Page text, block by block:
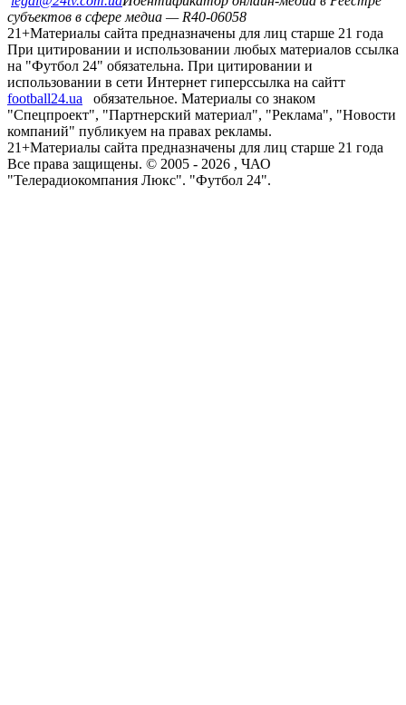
субъектов в сфере медиа — R40-06058
21+Материалы сайта предназначены для лиц старше 21 года
При цитировании и использовании любых материалов ссылка
на "Футбол 24" обязательна. При цитировании и
использовании в сети Интернет гиперссылка на сайтт
football24.ua
обязательное. Материалы со знаком
"Спецпроект", "Партнерский материал", "Реклама", "Новости
компаний" публикуем на правах рекламы.
21+Материалы сайта предназначены для лиц старше 21 года
Все права защищены. © 2005 - 2026 , ЧАО
"Телерадиокомпания Люкс". "Футбол 24".